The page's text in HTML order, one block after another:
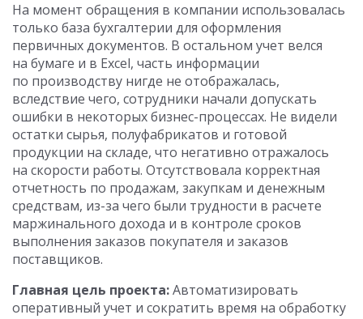
На момент обращения в компании использовалась
только база бухгалтерии для оформления
первичных документов. В остальном учет велся
на бумаге и в Excel, часть информации
по производству нигде не отображалась,
вследствие чего, сотрудники начали допускать
ошибки в некоторых бизнес-процессах. Не видели
остатки сырья, полуфабрикатов и готовой
продукции на складе, что негативно отражалось
на скорости работы. Отсутствовала корректная
отчетность по продажам, закупкам и денежным
средствам, из-за чего были трудности в расчете
маржинального дохода и в контроле сроков
выполнения заказов покупателя и заказов
поставщиков.
Главная цель проекта:Автоматизировать
оперативный учет и сократить время на обработку